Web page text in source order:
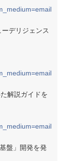
デリジェンス
解説ガイドを
盤」開発を発